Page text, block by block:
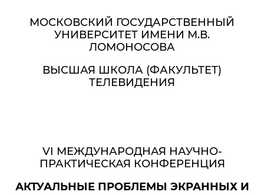
МОСКОВСКИЙ ГОСУДАРСТВЕННЫЙ
УНИВЕРСИТЕТ ИМЕНИ М.В.
ЛОМОНОСОВА
ВЫСШАЯ ШКОЛА (ФАКУЛЬТЕТ)
ТЕЛЕВИДЕНИЯ
VI МЕЖДУНАРОДНАЯ НАУЧНО-
ПРАКТИЧЕСКАЯ КОНФЕРЕНЦИЯ
АКТУАЛЬНЫЕ ПРОБЛЕМЫ ЭКРАННЫХ И